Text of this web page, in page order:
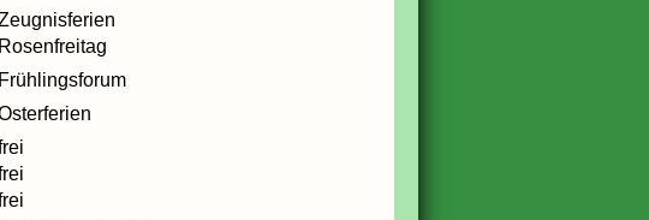
Rosenfreitag
Frühlingsforum